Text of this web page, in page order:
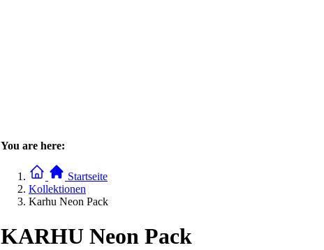
You are here:
Startseite
Kollektionen
Karhu Neon Pack
KARHU Neon Pack